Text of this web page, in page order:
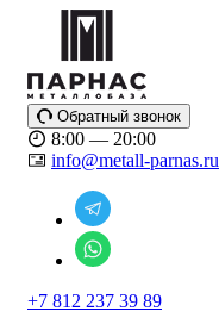
Обратный звонок
8:00 — 20:00
info@metall-parnas.ru
+7 812 237 39 89